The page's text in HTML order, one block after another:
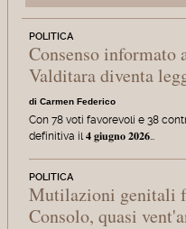
POLITICA
Consenso informato
Valditara diventa
di Carmen Federico
Con 78 voti favorevoli e 38
definitiva il 𝟒 𝐠𝐢𝐮𝐠𝐧𝐨 𝟐𝟎𝟐𝟔…
POLITICA
Mutilazioni genitali
Consolo, quasi